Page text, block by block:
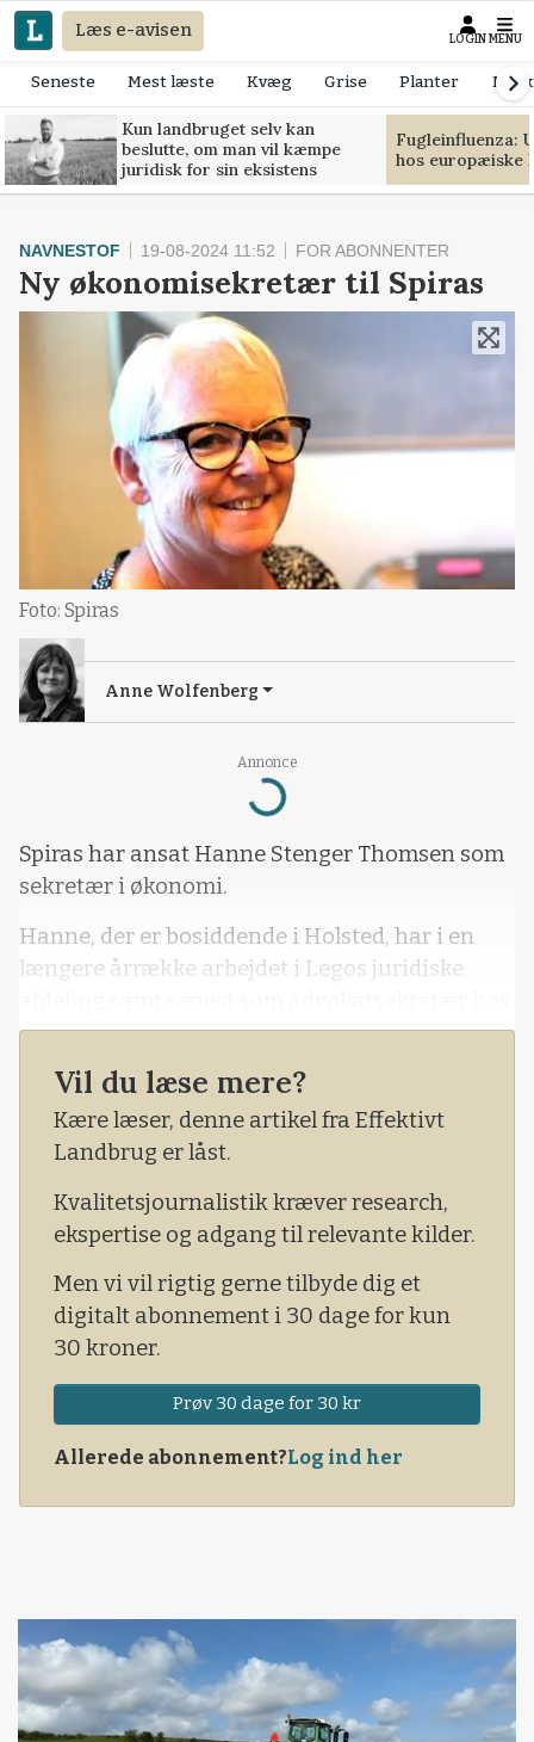
Læs e-avisen LOGIN MENU
Seneste Mest læste Kvæg Grise Planter
Kun landbruget selv kan
beslutte, om man vil kæmpe
juridisk for sin eksistens
Fugleinfluenza:
hos europæiske
Annonce
Loading...
NAVNESTOF 19-08-2024 11:52 FOR ABONNENTER
Ny økonomisekretær til Spiras
Foto: Spiras
Anne Wolfenberg
Spiras har ansat Hanne Stenger Thomsen som
sekretær i økonomi.
Hanne, der er bosiddende i Holsted, har i en
længere årrække arbejdet i Legos juridiske
Andersen Partners i Kolding.
Hanne Stenger Thomsen får primært
arbejdssted hos Spiras i Kolding.
Vil du læse mere?
Kære læser, denne artikel fra Effektivt
Landbrug er låst.
Kvalitetsjournalistik kræver research,
ekspertise og adgang til relevante kilder.
Men vi vil rigtig gerne tilbyde dig et
digitalt abonnement i 30 dage for kun
30 kroner.
Prøv 30 dage for 30 kr
Allerede abonnement?Log ind her